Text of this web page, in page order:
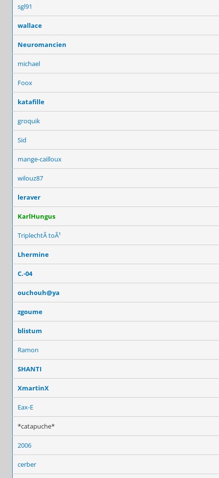
sgl91
wallace
Neuromancien
michael
Foox
katafille
groquik
Sid
mange-cailloux
wilouz87
leraver
KarlHungus
TriplechtÃ toÃ¹
Lhermine
C.-04
ouchouh@ya
zgoume
blistum
Ramon
SHANTI
XmartinX
Eax-E
*catapuche*
2006
cerber